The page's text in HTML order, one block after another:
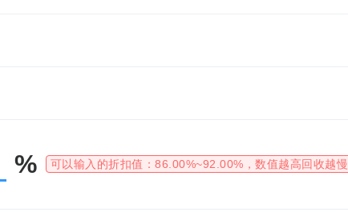
% 可以输入的折扣值： 86.00%~92.00% ，数值越高回收越慢